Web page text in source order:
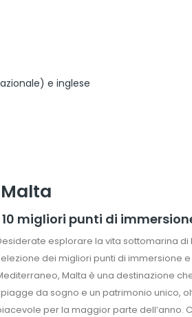
e inglese
10 migliori punti di
esplorare la vita sottomarina di
dei migliori punti di immersione
Malta è una destinazione
da sogno e un patrimonio unico,
per la maggior parte dell’anno.